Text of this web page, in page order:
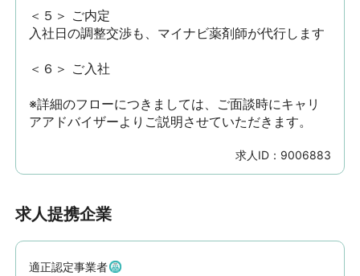
＜５＞ ご内定
入社日の調整交渉も、マイナビ薬剤師が代行します
＜６＞ ご入社
※詳細のフローにつきましては、ご面談時にキャリ
アアドバイザーよりご説明させていただきます。
求人ID： 9006883
求人提携企業
適正認定事業者